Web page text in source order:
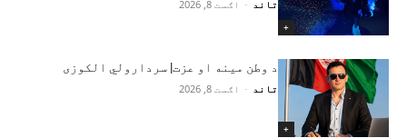
+
تاند - اګست 8, 2026
+
د وطن مینه او عزت| سردارولي الکوزی
تاند - اګست 8, 2026